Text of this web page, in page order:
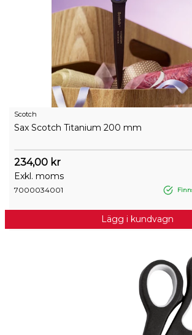
Scotch
Sax Scotch Titanium 200 mm
234,00 kr
Exkl. moms
7000034001
Lägg i kundvagn